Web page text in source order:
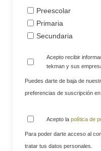
Preescolar
Primaria
Secundaria
Acepto recibir
tekman y sus
Puedes darte de baja de
preferencias de suscripción en
Acepto la política de
Para poder darte acceso al
tratar tus datos personales.